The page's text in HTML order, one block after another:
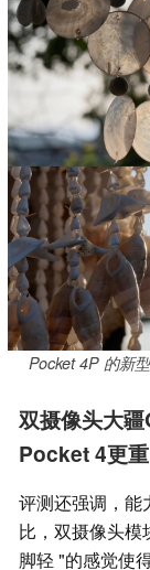
Pocket 4P 的新
双摄像头大
Pocket 4更
评测还强调，能
比，双摄像头
脚轻 "的感觉使